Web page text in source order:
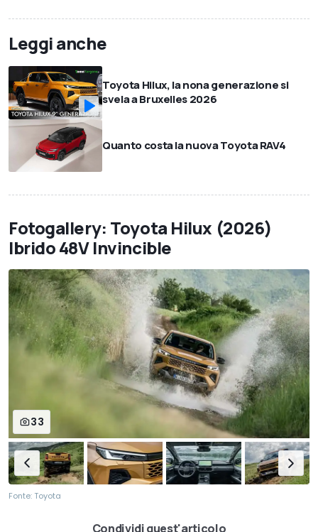
Leggi anche
Toyota Hilux, la nona generazione si
svela a Bruxelles 2026
Quanto costa la nuova Toyota RAV4
Fotogallery: Toyota Hilux (2026)
Ibrido 48V Invincible
33
Fonte: Toyota
Condividi quest'articolo